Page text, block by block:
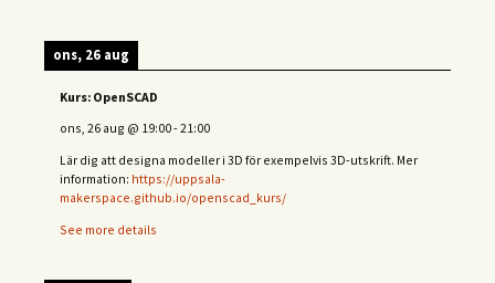
ons, 26 aug
Kurs: OpenSCAD
ons, 26 aug @ 19:00-21:00
Lär dig att designa modeller i 3D för exempelvis 3D-utskrift. Mer
information: https://uppsala-
makerspace.github.io/openscad_kurs/
See more details